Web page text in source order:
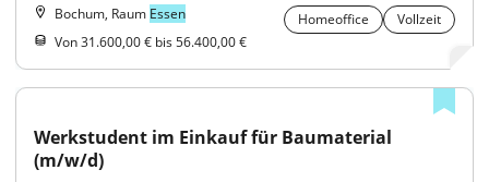
Bochum, Raum Essen Homeoffice
Vollzeit
Von 31.600,00 € bis 56.400,00 €
Werkstudent im Einkauf für Baumaterial
(m/w/d)